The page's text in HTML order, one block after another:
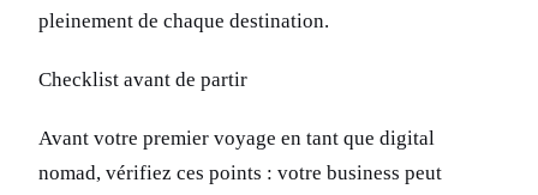
pleinement de chaque destination.
Checklist avant de partir
Avant votre premier voyage en tant que digital
nomad, vérifiez ces points : votre business peut